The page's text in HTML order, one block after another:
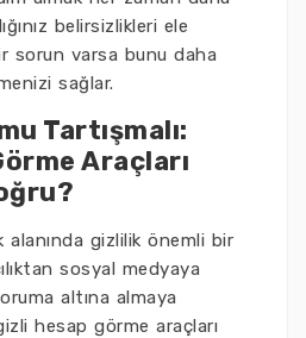
belirsizlikleri ele
sorun varsa bunu daha
sağlar.
Tartışmalı:
Araçları
alanında gizlilik önemli bir
sosyal medyaya
altına almaya
hesap görme araçları